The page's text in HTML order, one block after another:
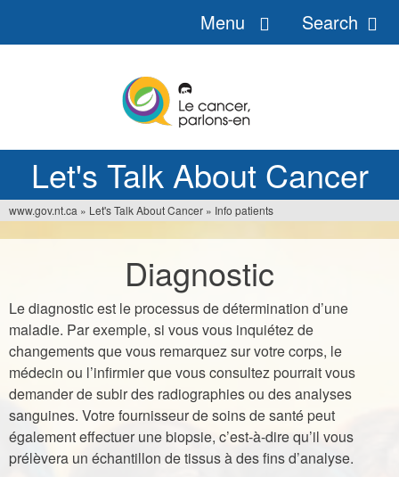
Let's Talk About Cancer
Menu Search
You
www.gov.nt.ca » Let's Talk About Cancer » Info patients
Diagnostic
Le diagnostic est le processus de détermination d’une
maladie. Par exemple, si vous vous inquiétez de
changements que vous remarquez sur votre corps, le
médecin ou l’infirmier que vous consultez pourrait vous
demander de subir des radiographies ou des analyses
sanguines. Votre fournisseur de soins de santé peut
également effectuer une biopsie, c’est-à-dire qu’il vous
prélèvera un échantillon de tissus à des fins d’analyse.